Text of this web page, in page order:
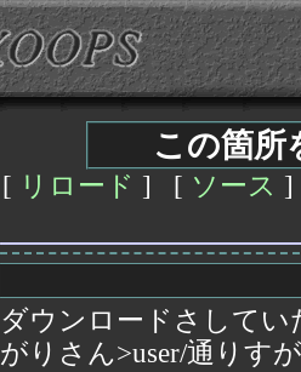
この箇所
[ リロード ] [ ソース
ダウンロードさして
がりさん>user/通りす